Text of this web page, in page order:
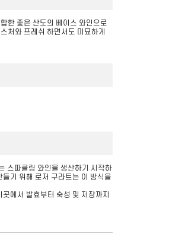
한 좋은 산도의 베이스 와인으로
처와 프레쉬 하면서도 미묘하게
스파클링 와인을 생산하기 시작하
기 위해 로저 구라트는 이 방식을
에서 발효부터 숙성 및 저장까지